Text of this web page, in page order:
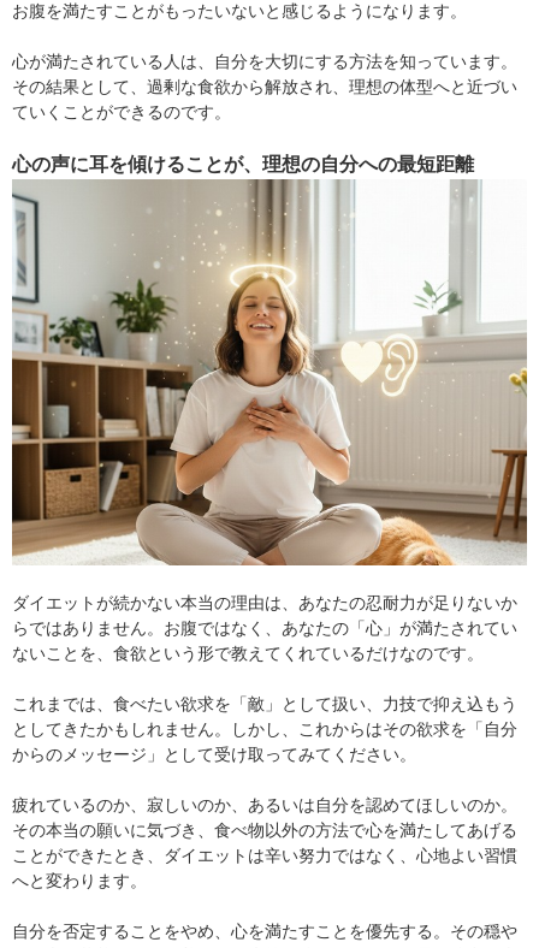
お腹を満たすことがもったいないと感じるようになります。
心が満たされている人は、自分を大切にする方法を知っています。
その結果として、過剰な食欲から解放され、理想の体型へと近づい
ていくことができるのです。
心の声に耳を傾けることが、理想の自分への最短距離
ダイエットが続かない本当の理由は、あなたの忍耐力が足りないか
らではありません。お腹ではなく、あなたの「心」が満たされてい
ないことを、食欲という形で教えてくれているだけなのです。
これまでは、食べたい欲求を「敵」として扱い、力技で抑え込もう
としてきたかもしれません。しかし、これからはその欲求を「自分
からのメッセージ」として受け取ってみてください。
疲れているのか、寂しいのか、あるいは自分を認めてほしいのか。
その本当の願いに気づき、食べ物以外の方法で心を満たしてあげる
ことができたとき、ダイエットは辛い努力ではなく、心地よい習慣
へと変わります。
自分を否定することをやめ、心を満たすことを優先する。その穏や